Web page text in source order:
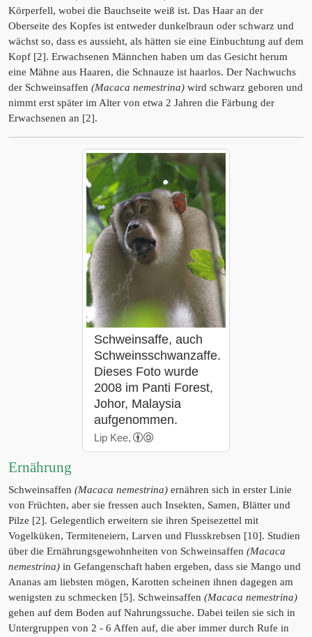
Körperfell, wobei die Bauchseite weiß ist. Das Haar an der
Oberseite des Kopfes ist entweder dunkelbraun oder schwarz und
wächst so, dass es aussieht, als hätten sie eine Einbuchtung auf dem
Kopf [2]. Erwachsenen Männchen haben um das Gesicht herum
eine Mähne aus Haaren, die Schnauze ist haarlos. Der Nachwuchs
der Schweinsaffen (Macaca nemestrina) wird schwarz geboren und
nimmt erst später im Alter von etwa 2 Jahren die Färbung der
Erwachsenen an [2].
Schweinsaffe, auch
Schweinsschwanzaffe.
Dieses Foto wurde
2008 im Panti Forest,
Johor, Malaysia
aufgenommen.
Lip Kee,
Ernährung
Schweinsaffen (Macaca nemestrina) ernähren sich in erster Linie
von Früchten, aber sie fressen auch Insekten, Samen, Blätter und
Pilze [2]. Gelegentlich erweitern sie ihren Speisezettel mit
Vogelküken, Termiteneiern, Larven und Flusskrebsen [10]. Studien
über die Ernährungsgewohnheiten von Schweinsaffen (Macaca
nemestrina) in Gefangenschaft haben ergeben, dass sie Mango und
Ananas am liebsten mögen, Karotten scheinen ihnen dagegen am
wenigsten zu schmecken [5]. Schweinsaffen (Macaca nemestrina)
gehen auf dem Boden auf Nahrungssuche. Dabei teilen sie sich in
Untergruppen von 2 - 6 Affen auf, die aber immer durch Rufe in